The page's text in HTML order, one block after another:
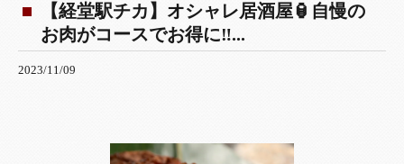
【経堂駅チカ】オシャレ居酒屋🏮自慢の
お肉がコースでお得に‼️...
2023/11/09